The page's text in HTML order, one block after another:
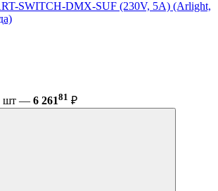
SWITCH-DMX-SUF (230V, 5A) (Arlight,
шт — 6 26181 ₽